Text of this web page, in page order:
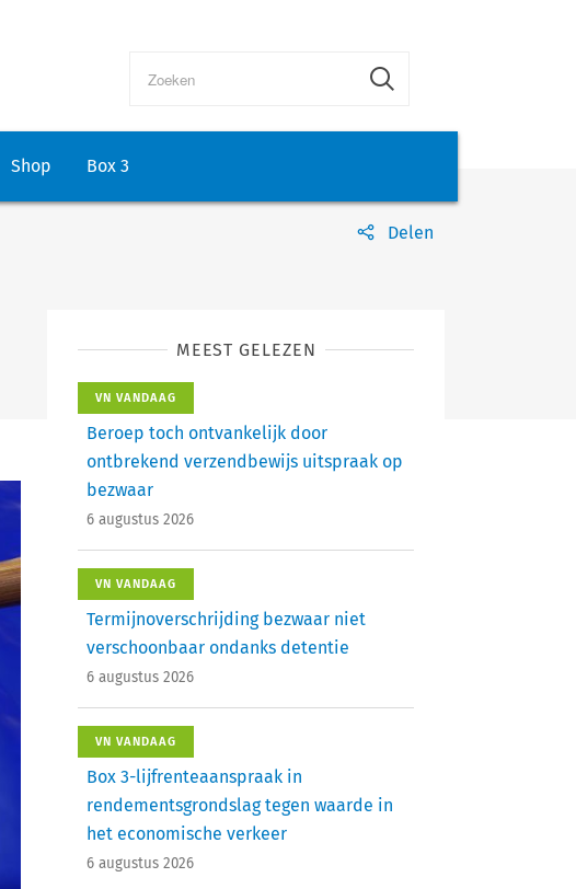
Shop Box 3
Delen
MEEST GELEZEN
VN VANDAAG
Beroep toch ontvankelijk door
ontbrekend verzendbewijs uitspraak op
bezwaar
6 augustus 2026
VN VANDAAG
Termijnoverschrijding bezwaar niet
verschoonbaar ondanks detentie
6 augustus 2026
VN VANDAAG
Box 3-lijfrenteaanspraak in
rendementsgrondslag tegen waarde in
het economische verkeer
6 augustus 2026